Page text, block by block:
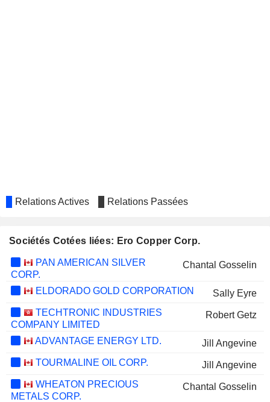
Relations Actives Relations Passées
Sociétés Cotées liées: Ero Copper Corp.
PAN AMERICAN SILVER
CORP.
Chantal Gosselin
ELDORADO GOLD CORPORATION
Sally Eyre
TECHTRONIC INDUSTRIES
COMPANY LIMITED
Robert Getz
ADVANTAGE ENERGY LTD.
Jill Angevine
TOURMALINE OIL CORP.
Jill Angevine
WHEATON PRECIOUS
METALS CORP.
Chantal Gosselin